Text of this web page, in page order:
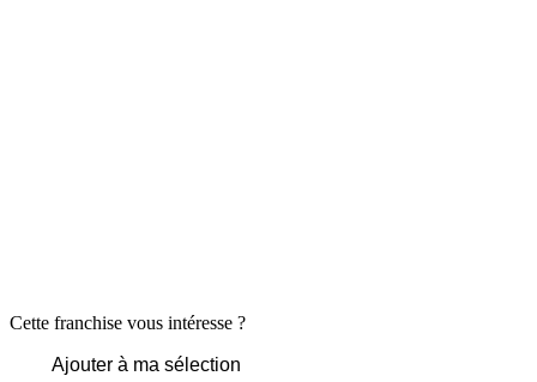
Cette franchise vous intéresse ?
Ajouter à ma sélection